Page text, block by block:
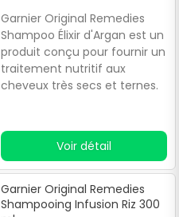
Garnier Original Remedies
Shampoo Élixir d'Argan est un
produit conçu pour fournir un
traitement nutritif aux
cheveux très secs et ternes.
d'argan du Maroc : connue
pour sa richesse en
nutriments depuis des temps
anciens.
Voir détail
Garnier Original Remedies
Shampooing Infusion Riz 300